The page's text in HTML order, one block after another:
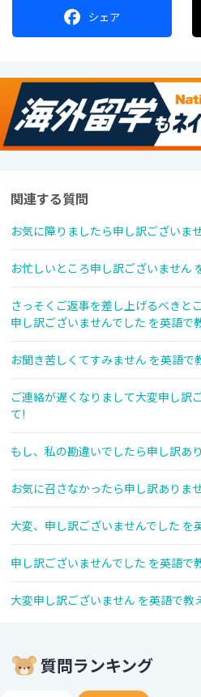
シェア
関連する質問
お気に障りましたら申し訳ございま
お忙しいところ申し訳ございません
さっそくご返事を差し上げるべきと
申し訳ございませんでした を英語で
お聞き苦しくてすみません を英語で
ご連絡が遅くなりまして大変申し訳
て!
もし、私の勘違いでしたら申し訳あ
お気に召さなかったら申し訳ありま
大変、申し訳ございませんでした を
申し訳ございませんでした を英語で
大変申し訳ございません を英語で教
質問ランキング